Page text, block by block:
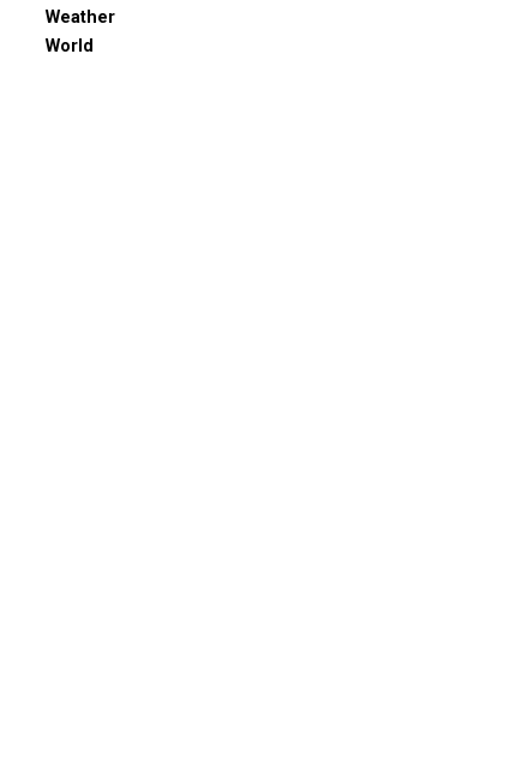
Weather
World